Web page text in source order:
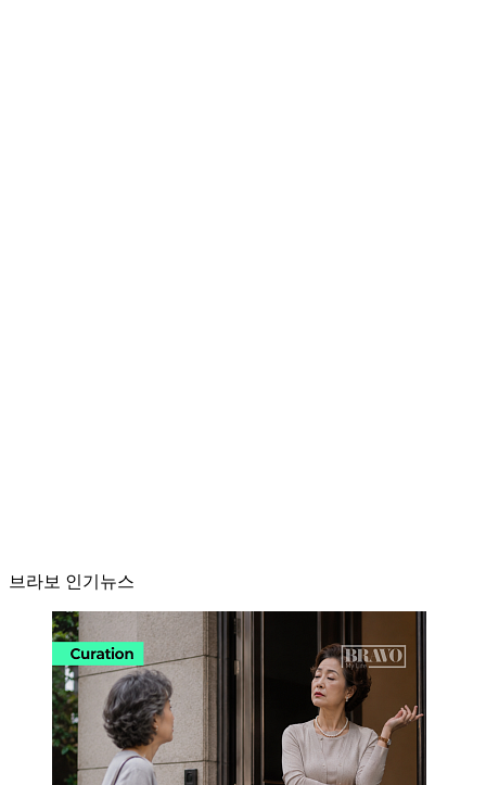
브라보 인기뉴스